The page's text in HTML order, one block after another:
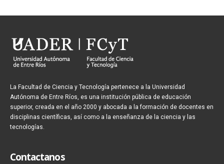
La Facultad de Ciencia y Tecnología pertenece a la Universidad
Autónoma de Entre Ríos, es una institución pública de educación
superior, creada en el año 2000 y abocada a la formación de docentes en
disciplinas científicas, así como a la enseñanza de la ciencia y las
tecnologías.
Contactanos